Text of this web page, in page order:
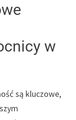
w
są kluczowe,